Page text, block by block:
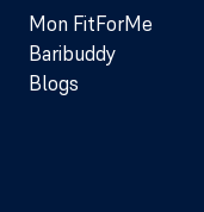
Mon FitForMe
Baribuddy
Blogs